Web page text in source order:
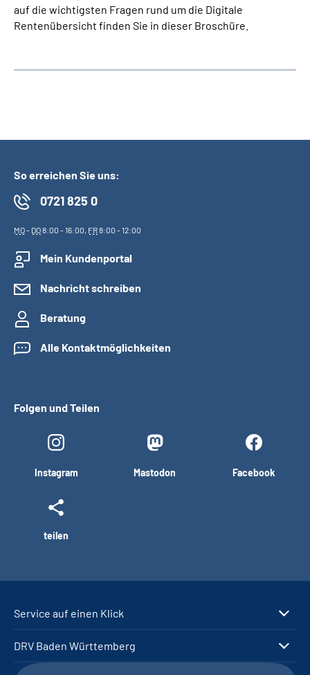
auf die wichtigsten Fragen rund um die Digitale
Rentenübersicht finden Sie in dieser Broschüre.
So erreichen Sie uns:
0721 825 0
MO- DO8:00 - 16:00, FR8:00 - 12:00
Mein Kundenportal
Nachricht schreiben
Beratung
Alle Kontaktmöglichkeiten
Folgen und Teilen
Instagram Mastodon Facebook
teilen
Service auf einen Klick
DRV Baden Württemberg